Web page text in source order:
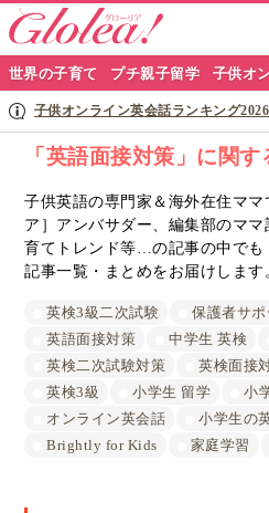
グ
ロ
リ
ア
ナ
世界の子育て プチ親子留学 子供オ
子供オンライン英会話ランキング2026
「英語面接対策」に関
子供英語の専門家＆海外在住ママ
ア］アンバサダー、編集部のマ
育てトレンド等…の記事の中でも
記事一覧・まとめをお届けします
英検3級二次試験 保護者サポ
英語面接対策
中学生 英検
英検二次試験対策
英検面接
英検3級
小学生 留学
小
オンライン英会話
小学生の
Brightly for Kids
家庭学習